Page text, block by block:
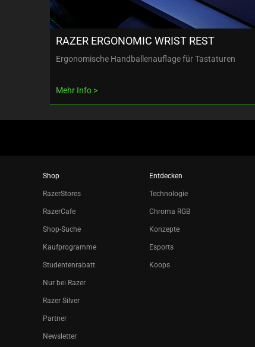
RAZER ERGONOMIC WRIST REST
Ergonomische Handballenauflage für Tastaturen
Mehr Info
Shop
RazerStores
RazerCafe
Shop-Suche
Kaufprogramme
Studentenrabatt
Nur bei Razer
Razer Silver
Partner
Newsletter
Entdecken
Technologie
Chroma RGB
Konzepte
Esports
Koops